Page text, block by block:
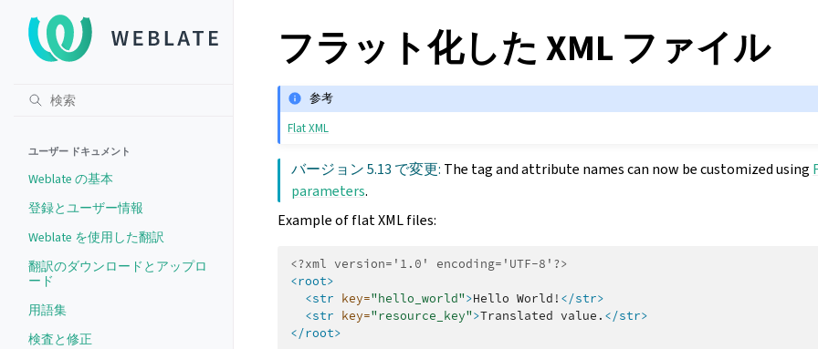
ユーザー ドキュメント
Weblate の基本
登録とユーザー情報
Weblate を使用した翻訳
翻訳のダウンロードとアップロ
ード
用語集
検査と修正
フラット化した XML ファイル
参考
Flat XML
バージョン 5.13 で変更: The tag and attribute names can now be customized using
parameters.
Example of flat XML files:
<?xml version='1.0' encoding='UTF-8'?>
<root>
<str key="hello_world">Hello World! </str>
<str key="resource_key">Translated value. </str>
</root>